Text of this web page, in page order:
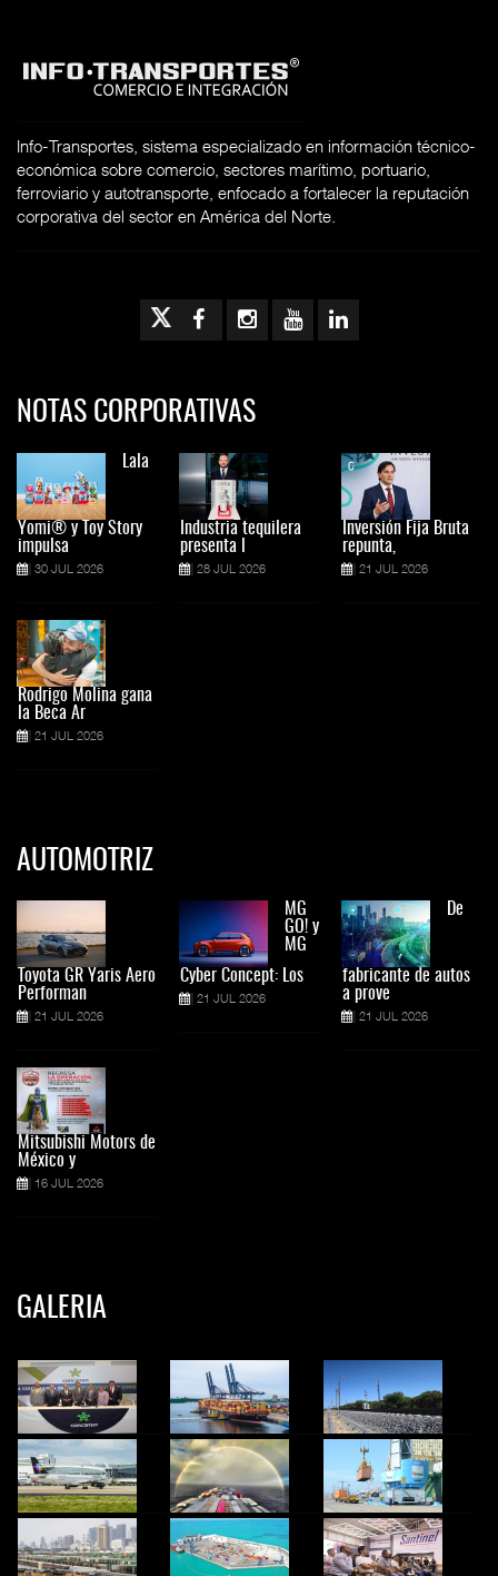
Info-Transportes, sistema especializado en información técnico-
económica sobre comercio, sectores marítimo, portuario,
ferroviario y autotransporte, enfocado a fortalecer la reputación
corporativa del sector en América del Norte.
NOTAS CORPORATIVAS
Lala
Yomi® y Toy Story
impulsa
30 JUL 2026
Rodrigo Molina gana
la Beca Ar
21 JUL 2026
Industria tequilera
presenta l
28 JUL 2026
Inversión Fija Bruta
repunta,
21 JUL 2026
AUTOMOTRIZ
Toyota GR Yaris Aero
Performan
21 JUL 2026
Mitsubishi Motors de
México y
16 JUL 2026
MG
GO! y
MG
Cyber Concept: Los
21 JUL 2026
De
fabricante de autos
a prove
21 JUL 2026
GALERIA